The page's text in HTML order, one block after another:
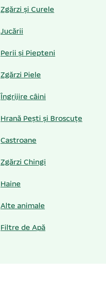
Zgărzi și Curele
Jucării
Perii și Piepteni
Zgărzi Piele
Îngrijire câini
Hrană Pești și Broscuțe
Castroane
Zgărzi Chingi
Haine
Alte animale
Filtre de Apă